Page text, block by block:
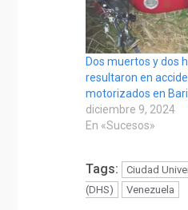
Dos muertos y dos
resultaron en
motorizados en
diciembre 9, 2024
En «Sucesos»
Tags: Ciudad
(DHS)
Venezuela